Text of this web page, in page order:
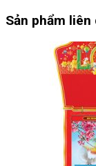
Sản phẩm liên